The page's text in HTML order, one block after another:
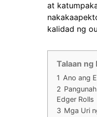
at
kalidad ng
Talaan ng
1 Ano ang
2
Edger Rolls
3 Mga Uri